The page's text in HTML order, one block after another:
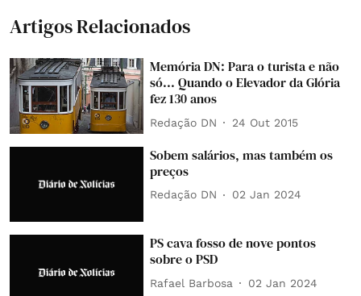
Artigos Relacionados
Memória DN: Para o turista e não
só... Quando o Elevador da Glória
fez 130 anos
Redação DN 24 Out 2015
Sobem salários, mas também os
preços
Redação DN 02 Jan 2024
PS cava fosso de nove pontos
sobre o PSD
Rafael Barbosa 02 Jan 2024